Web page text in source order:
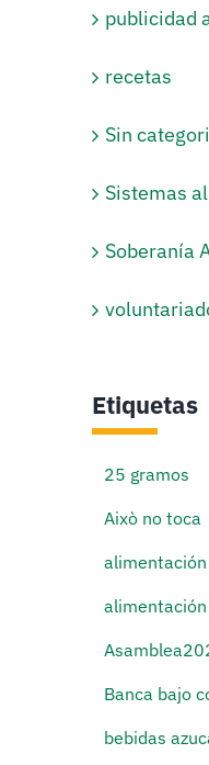
publicidad
recetas
Sin
Sistemas
Soberanía
Etiquetas
25 gramos
Això no toca
Banca bajo
bebidas